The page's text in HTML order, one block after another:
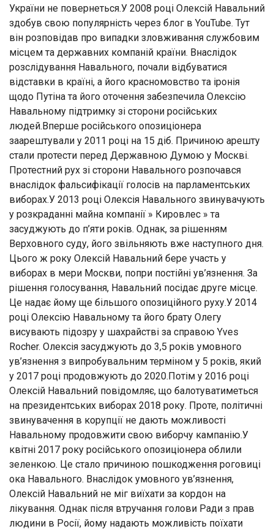
України не повернеться.У 2008 році Олексій Навальний
здобув свою популярність через блог в YouTube. Тут
він розповідав про випадки зловживання службовим
місцем та державних компаній країни. Внаслідок
розслідування Навального, почали відбуватися
відставки в країні, а його красномовство та іронія
щодо Путіна та його оточення забезпечила Олексію
Навальному підтримку зі сторони російських
людей.Вперше російського опозиціонера
заарештували у 2011 році на 15 діб. Причиною арешту
стали протести перед Державною Думою у Москві.
Протестний рух зі сторони Навального розпочався
внаслідок фальсифікації голосів на парламентських
виборах.У 2013 році Олексія Навального звинувачують
у розкраданні майна компанії » Кировлес » та
засуджують до п’яти років. Однак, за рішенням
Верховного суду, його звільняють вже наступного дня.
Цього ж року Олексій Навальний бере участь у
виборах в мери Москви, попри постійні ув’язнення. За
рішення голосування, Навальний посідає друге місце.
Це надає йому ще більшого опозиційного руху.У 2014
році Олексію Навальному та його брату Олегу
висувають підозру у шахрайстві за справою Yves
Rocher. Олексія засуджують до 3,5 років умовного
ув’язнення з випробувальним терміном у 5 років, який
у 2017 році продовжують до 2020.Потім у 2016 році
Олексій Навальний повідомляє, що балотуватиметься
на президентських виборах 2018 року. Проте, політичні
звинувачення в корупції не дають можливості
Навальному продовжити свою виборчу кампанію.У
квітні 2017 року російського опозиціонера облили
зеленкою. Це стало причиною пошкодження роговиці
ока Навального. Внаслідок умовного ув’язнення,
Олексій Навальний не міг виїхати за кордон на
лікування. Однак після втручання голови Ради з прав
людини в Росії, йому надають можливість поїхати